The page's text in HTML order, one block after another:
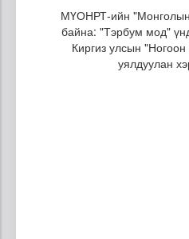
МҮОНРТ-ийн "Монголын
байна: "Тэрбум мод"
Киргиз улсын
уялдуулан